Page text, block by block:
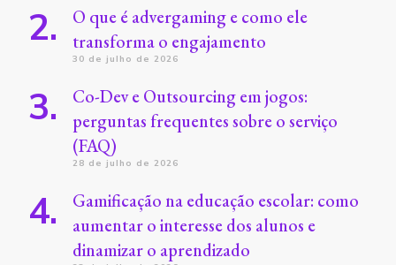
O que é advergaming e como ele
transforma o engajamento
30 de julho de 2026
Co-Dev e Outsourcing em jogos:
perguntas frequentes sobre o serviço
(FAQ)
28 de julho de 2026
Gamificação na educação escolar: como
aumentar o interesse dos alunos e
dinamizar o aprendizado